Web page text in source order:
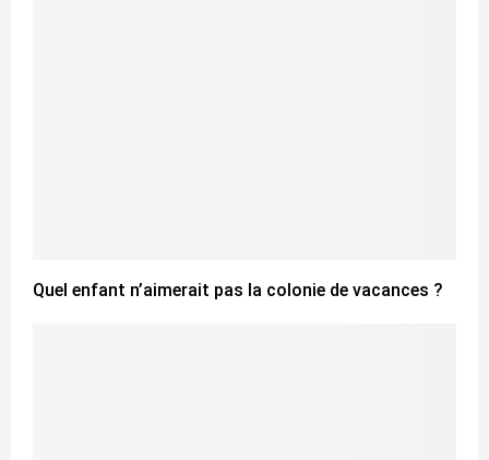
Quel enfant n’aimerait pas la colonie de vacances ?